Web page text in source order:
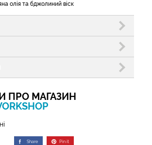
олія та бджолиний віск
ПРО МАГАЗИН
Share Pin it